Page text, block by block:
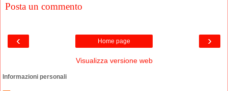
Posta un commento
‹ ›
Home page
Visualizza versione web
Informazioni personali